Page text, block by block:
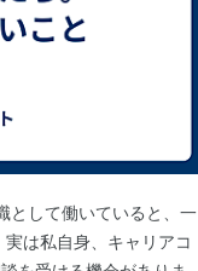
として働いていると、一
は私自身、キャリアコ